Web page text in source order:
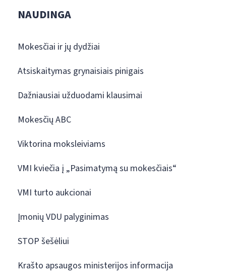
NAUDINGA
Mokesčiai ir jų dydžiai
Atsiskaitymas grynaisiais pinigais
Dažniausiai užduodami klausimai
Mokesčių ABC
Viktorina moksleiviams
VMI kviečia į „Pasimatymą su mokesčiais“
VMI turto aukcionai
Įmonių VDU palyginimas
STOP šešėliui
Krašto apsaugos ministerijos informacija